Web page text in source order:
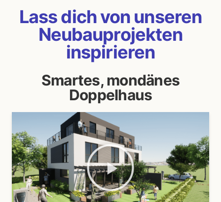
Lass dich von unseren
Neubauprojekten
inspirieren
Smartes, mondänes
Doppelhaus